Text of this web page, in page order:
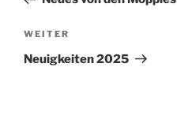
Nächster
Beitrag
WEITER
Neuigkeiten 2025